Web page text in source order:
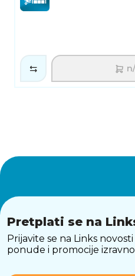
budućnosti.
Pretplati se na
Prijavite se na Links
ponude i promocije